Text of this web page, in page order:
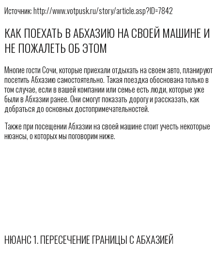
Источник: http://www.votpusk.ru/story/article.asp?ID=7842
КАК ПОЕХАТЬ В АБХАЗИЮ НА СВОЕЙ МАШИНЕ И
НЕ ПОЖАЛЕТЬ ОБ ЭТОМ
Многие гости Сочи, которые приехали отдыхать на своем авто, планируют
посетить Абхазию самостоятельно. Такая поездка обоснована только в
том случае, если в вашей компании или семье есть люди, которые уже
были в Абхазии ранее. Они смогут показать дорогу и рассказать, как
добраться до основных достопримечательностей.
Также при посещении Абхазии на своей машине стоит учесть некоторые
нюансы, о которых мы поговорим ниже.
НЮАНС 1. ПЕРЕСЕЧЕНИЕ ГРАНИЦЫ С АБХАЗИЕЙ